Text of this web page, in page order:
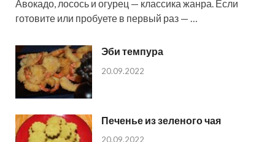
Авокадо, лосось и огурец — классика жанра. Если
готовите или пробуете в первый раз — …
Эби темпура
20.09.2022
Печенье из зеленого чая
20.09.2022